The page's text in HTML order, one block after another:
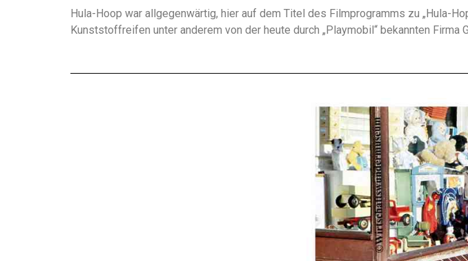
Hula-Hoop war allgegenwärtig, hier auf dem Titel des Filmprogramms zu „Hula-
Kunststoffreifen unter anderem von der heute durch „Playmobil“ bekannten Firma